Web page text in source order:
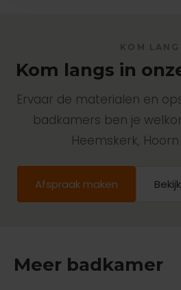
KOM
Kom langs in
Ervaar de materialen en
badkamers ben je
Heemskerk,
Afspraak maken
Meer badkamer